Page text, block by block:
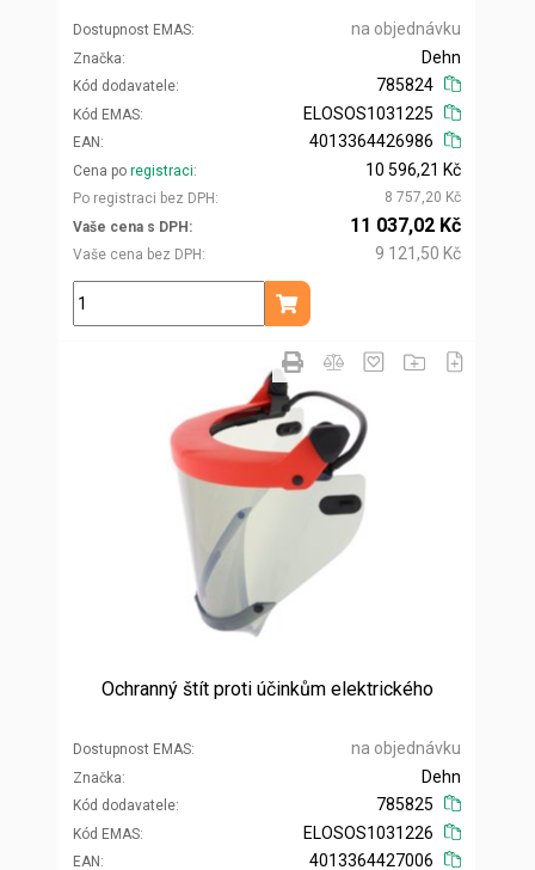
Dostupnost EMAS na objednávku
Značka
Kód dodavatele
Dehn
785824
Kód EMAS
EAN
ELOSOS1031225
4013364426986
Cena po registraci
Po registraci bez DPH
10 596,21 Kč
8 757,20 Kč
Vaše cena s DPH
Vaše cena bez DPH
11 037,02 Kč
9 121,50 Kč
ks
Přidat do košíku
Ochranný štít proti účinkům elektrického
Dostupnost EMAS na objednávku
Značka
Kód dodavatele
Dehn
785825
Kód EMAS
EAN
ELOSOS1031226
4013364427006